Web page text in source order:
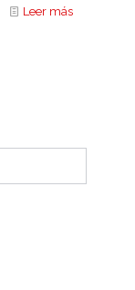
Leer más